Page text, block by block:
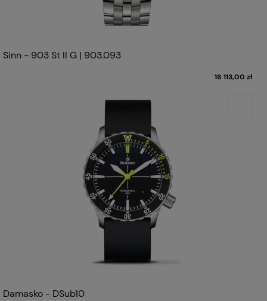
Sinn - 903 St II G | 903.093
16 113,00 zł
Damasko - DSub10